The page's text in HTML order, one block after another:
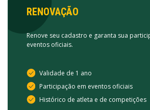
RENOVAÇÃO
Renove seu cadastro e garanta sua
eventos oficiais.
Validade de 1 ano
Participação em eventos oficiais
Histórico de atleta e de competições